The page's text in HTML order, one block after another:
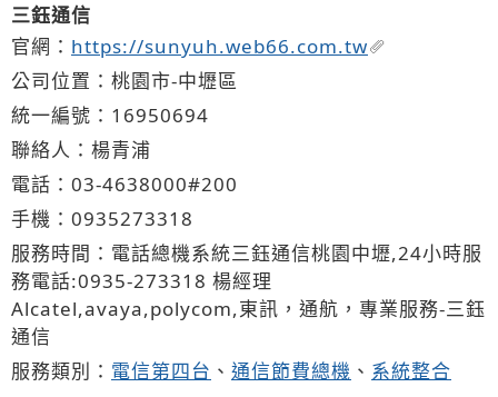
三鈺通信
官網： https://sunyuh.web66.com.tw
公司位置：桃園市-中壢區
統一編號：16950694
聯絡人：楊青浦
電話： 03-4638000#200
手機： 0935273318
服務時間：電話總機系統三鈺通信桃園中壢,24小時服
務電話:0935-273318 楊經理
Alcatel,avaya,polycom,東訊，通航，專業服務-三鈺
通信
服務類別： 電信第四台 、 通信節費總機 、 系統整合